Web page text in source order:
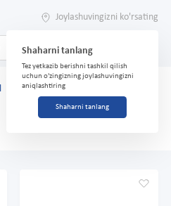
Joylashuvingizni ko'rsating
Shaharni tanlang
Tez yetkazib berishni tashkil qilish
uchun o'zingizning joylashuvingizni
aniqlashtiring
Shaharni tanlang